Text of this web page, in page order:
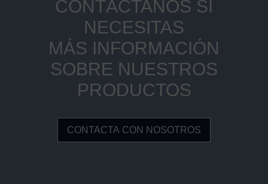
CONTÁCTANOS SI
NECESITAS
MÁS INFORMACIÓN
SOBRE NUESTROS
PRODUCTOS
CONTACTA CON NOSOTROS